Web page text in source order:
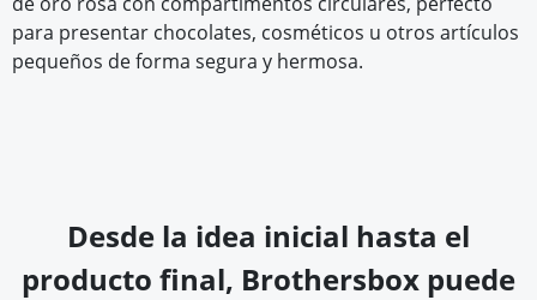
para presentar chocolates, cosméticos u otros artículos
pequeños de forma segura y hermosa.
Desde la idea inicial hasta el
producto final, Brothersbox puede